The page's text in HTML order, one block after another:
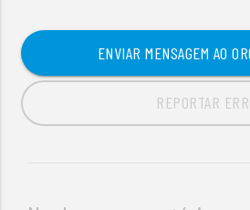
ENVIAR MENSAGEM AO
REPORTAR